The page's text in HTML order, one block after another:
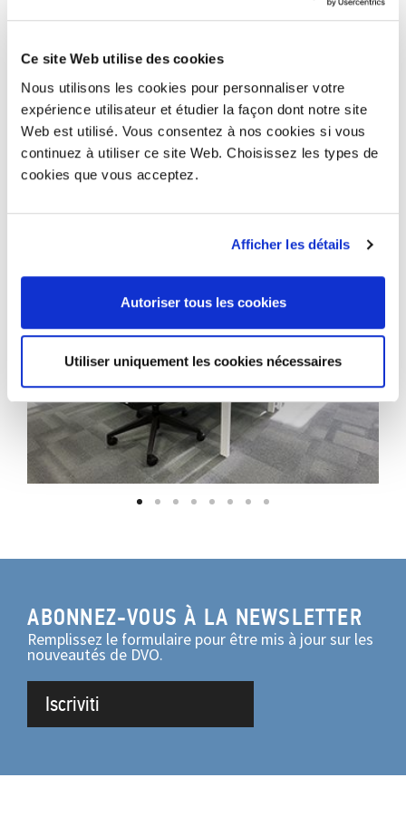
Ce site Web utilise des cookies
Nous utilisons les cookies pour personnaliser votre
expérience utilisateur et étudier la façon dont notre site
Web est utilisé. Vous consentez à nos cookies si vous
continuez à utiliser ce site Web. Choisissez les types de
cookies que vous acceptez.
Afficher les détails
Autoriser tous les cookies
Utiliser uniquement les cookies nécessaires
ABONNEZ-VOUS À LA NEWSLETTER
Remplissez le formulaire pour être mis à jour sur les
nouveautés de DVO.
Iscriviti